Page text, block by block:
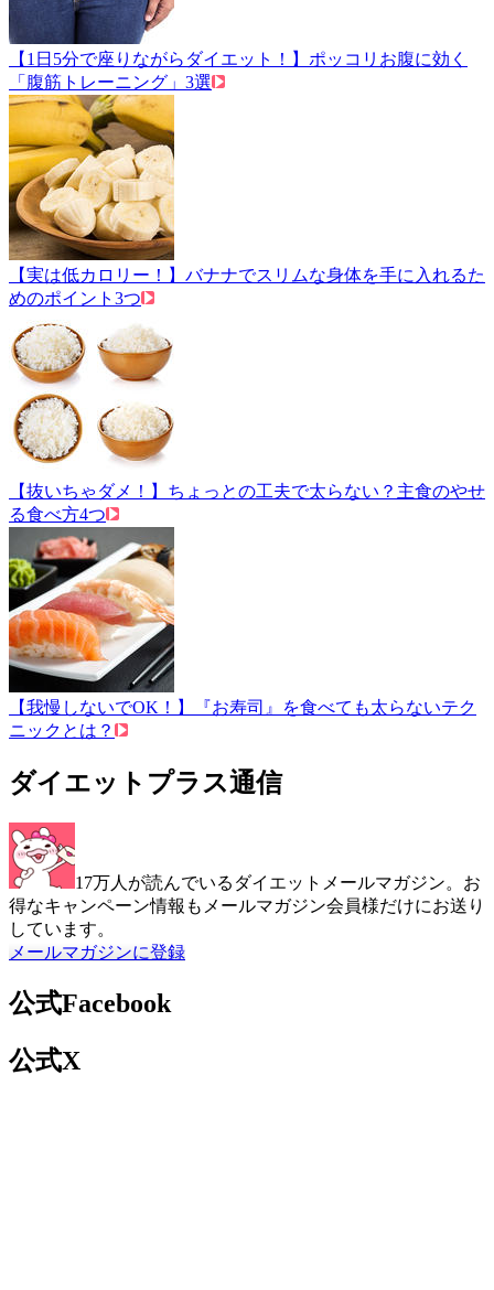
【1日5分で座りながらダイエット！】ポッコリお腹に効く
「腹筋トレーニング」3選
【実は低カロリー！】バナナでスリムな身体を手に入れるた
めのポイント3つ
【抜いちゃダメ！】ちょっとの工夫で太らない？主食のやせ
る食べ方4つ
【我慢しないでOK！】『お寿司』を食べても太らないテク
ニックとは？
ダイエットプラス通信
17万人が読んでいるダイエットメールマガジン。お
得なキャンペーン情報もメールマガジン会員様だけにお送り
しています。
メールマガジンに登録
公式Facebook
公式X